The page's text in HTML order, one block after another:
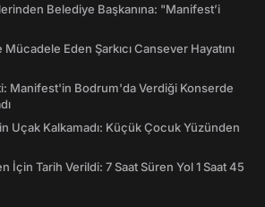
Belediye Başkanına: "Manifest’i
Eden Şarkıcı Cansever Hayatını
Manifest'in Bodrum'da Verdiği Konserde
Uçak Kalkamadı: Küçük Çocuk Yüzünden
İçin Tarih Verildi: 7 Saat Süren Yol 1 Saat 45